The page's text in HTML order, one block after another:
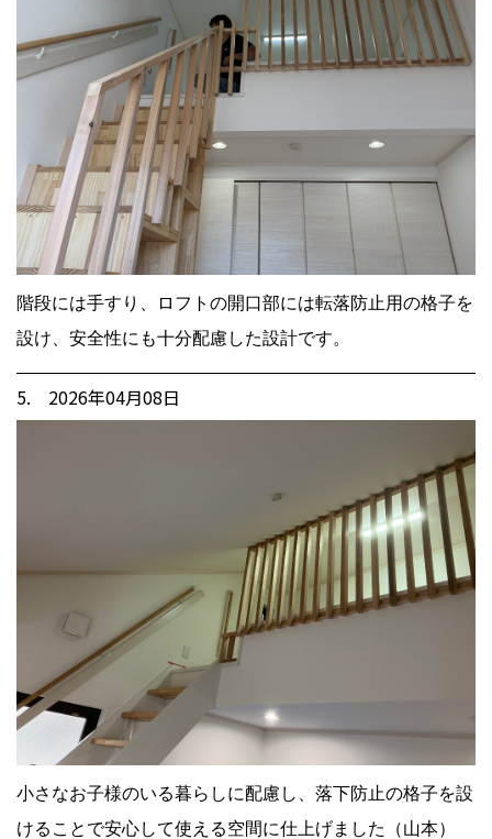
階段には手すり、ロフトの開口部には転落防止用の格子を
設け、安全性にも十分配慮した設計です。
5. 2026年04月08日
小さなお子様のいる暮らしに配慮し、落下防止の格子を設
けることで安心して使える空間に仕上げました（山本）